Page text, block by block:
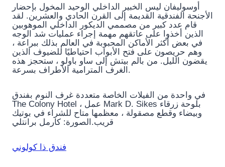
أوسوليفان ليس الخبير الداخلي الوحيد المخول بإحضار
الأجنحة الفندقية القديمة إلى القرن الحادي والعشرين. لقد
قام عدد كبير من مصممي الديكور الداخلي الموهوبين
الذين أخذوا على عاتقهم مهمة إجراء عمليات شد الوجه
في بعض أكثر الأماكن المحبوبة في العالم بذلك ببراعة ،
وهم حريصون على فتح الأبواب احتياطيًا للضيوف الذين
يقضون الليل. من بالم بيتش إلى ساو باولو ، ستحجز هذه
الغرف المترامية الأطراف بسرعة.
في واحدة من الفيلات الخاصة متعددة غرف النوم بفندق
The Colony Hotel ، عمل Mark D. Sikes بلوحة زرقاء
وبيضاء وقطع مصقولة ، معظمها متاح للشراء في بوتيك
قريب. الصورة: كارمل برانتلي
فندق ذا كولوني